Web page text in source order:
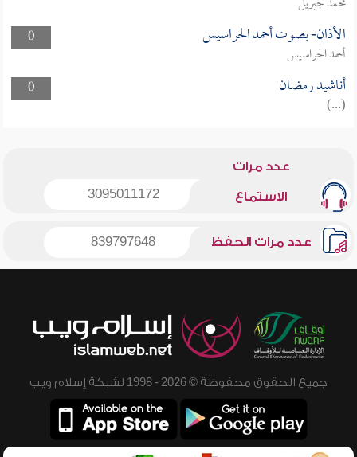
0
الأذان- بصوت أحمد الحراسيس
أحمد الحراسيس
0
أناشيد رمضان
(...)
عدد مرات
الاستماع 3095011172
عدد مرات الحفظ 839797648
جميع الحقوق محفوظة © 2026 - 1998 لشبكة إسلام ويب